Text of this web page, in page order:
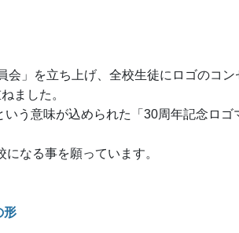
」を立ち上げ、全校生徒にロゴのコ
ました。
う意味が込められた「30周年記念ロゴ
なる事を願っています。
形